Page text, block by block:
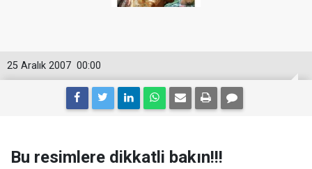
00:00
25 Aralık 2007
Bu resimlere dikkatli bakın!!!